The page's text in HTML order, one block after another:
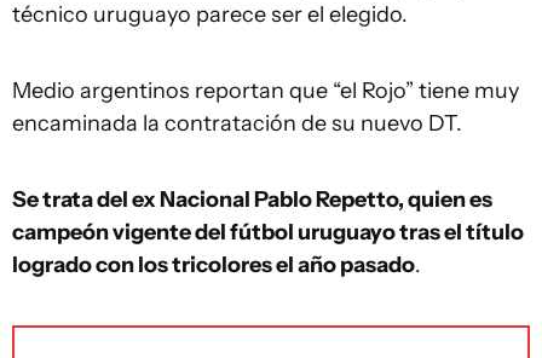
técnico uruguayo parece ser el elegido.
Medio argentinos reportan que “el Rojo” tiene muy
encaminada la contratación de su nuevo DT.
Se trata del ex Nacional Pablo Repetto, quien es
campeón vigente del fútbol uruguayo tras el título
logrado con los tricolores el año pasado.